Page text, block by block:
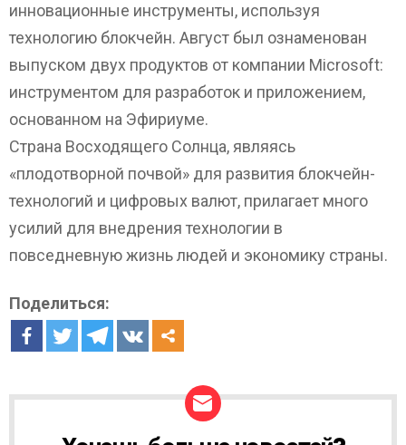
инновационные инструменты, используя
технологию блокчейн. Август был ознаменован
выпуском двух продуктов от компании Microsoft:
инструментом для разработок и приложением,
основанном на Эфириуме.
Страна Восходящего Солнца, являясь
«плодотворной почвой» для развития блокчейн-
технологий и цифровых валют, прилагает много
усилий для внедрения технологии в
повседневную жизнь людей и экономику страны.
Поделиться: